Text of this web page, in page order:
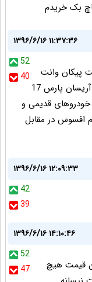
بک خریدم
۱۳۹۶/۶/۱۶ ۱۱:۳۷:۳۶
52
40
پیکان وانت
نیسان وانت مزدا پراید وانت پراید 405 آریسان پارس 17
پیش همه خودروهای قدیمی و
افسوس در مقابل
۱۳۹۶/۶/۱۶ ۱۲:۰۹:۳۳
42
39
۱۳۹۶/۶/۱۶ ۱۴:۱۰:۴۶
52
47
این قیمت هیچ